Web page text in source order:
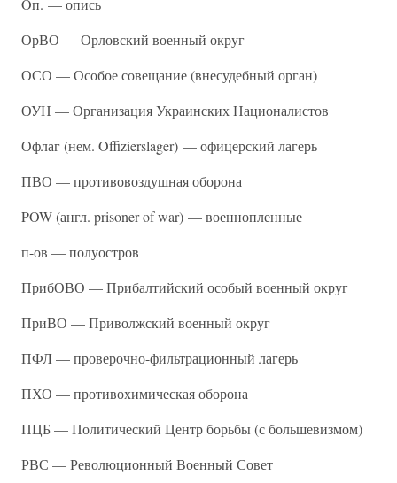
Oп. — опись
ОрВО — Орловский военный округ
ОСО — Особое совещание (внесудебный орган)
ОУН — Организация Украинских Националистов
Офлаг (нем. Offizierslager) — офицерский лагерь
ПВО — противовоздушная оборона
POW (англ. prisoner of war) — военнопленные
п-ов — полуостров
ПрибОВО — Прибалтийский особый военный округ
ПриВО — Приволжский военный округ
ПФЛ — проверочно-фильтрационный лагерь
ПХО — противохимическая оборона
ПЦБ — Политический Центр борьбы (с большевизмом)
РВС — Революционный Военный Совет